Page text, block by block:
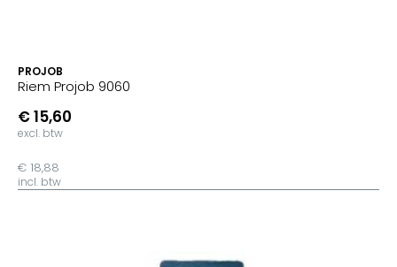
PROJOB
Riem Projob 9060
€ 15,60
excl. btw
€ 18,88
incl. btw